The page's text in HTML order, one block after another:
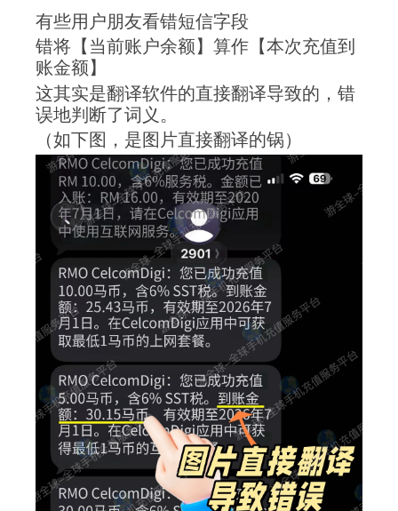
有些用户朋友看错短信字段
错将【当前账户余额】算作【本次充值到
账金额】
这其实是翻译软件的直接翻译导致的，错
误地判断了词义。
（如下图，是图片直接翻译的锅）